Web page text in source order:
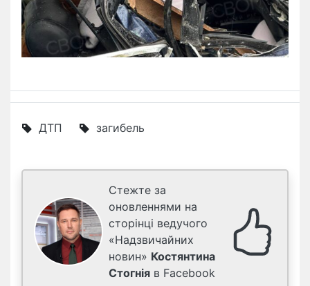
ДТП загибель
Стежте за
оновленнями на
сторінці ведучого
«Надзвичайних
новин» Костянтина
Стогнія в Facebook